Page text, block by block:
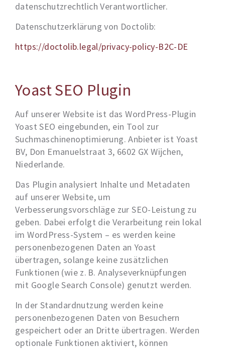
datenschutzrechtlich Verantwortlicher.
Datenschutzerklärung von Doctolib:
https://doctolib.legal/privacy-policy-B2C-DE
Yoast SEO Plugin
Auf unserer Website ist das WordPress-Plugin
Yoast SEO eingebunden, ein Tool zur
Suchmaschinenoptimierung. Anbieter ist Yoast
BV, Don Emanuelstraat 3, 6602 GX Wijchen,
Niederlande.
Das Plugin analysiert Inhalte und Metadaten
auf unserer Website, um
Verbesserungsvorschläge zur SEO-Leistung zu
geben. Dabei erfolgt die Verarbeitung rein lokal
im WordPress-System – es werden keine
personenbezogenen Daten an Yoast
übertragen, solange keine zusätzlichen
Funktionen (wie z. B. Analyseverknüpfungen
mit Google Search Console) genutzt werden.
In der Standardnutzung werden keine
personenbezogenen Daten von Besuchern
gespeichert oder an Dritte übertragen. Werden
optionale Funktionen aktiviert, können